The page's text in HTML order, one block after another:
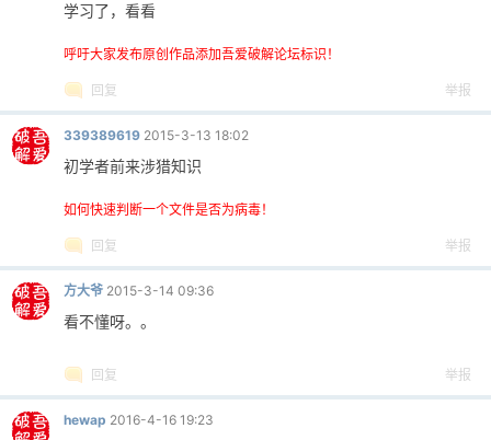
学习了，看看
呼吁大家发布原创作品添加吾爱破解论坛标识！
回复 举报
339389619 2015-3-13 18:02
初学者前来涉猎知识
如何快速判断一个文件是否为病毒！
回复 举报
方大爷 2015-3-14 09:36
看不懂呀。。
回复 举报
hewap 2016-4-16 19:23